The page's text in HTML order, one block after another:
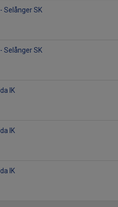
Selånger SK
Selånger SK
IK
IK
IK